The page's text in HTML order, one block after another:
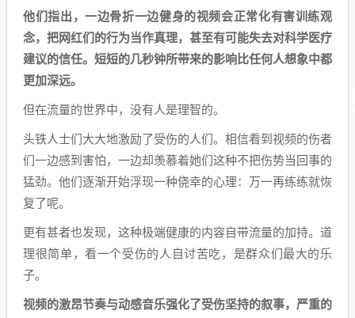
他们指出，一边骨折一边健身的视频会正常化有害训练观
念，把网红们的行为当作真理，甚至有可能失去对科学医疗
建议的信任。短短的几秒钟所带来的影响比任何人想象中都
更加深远。
但在流量的世界中，没有人是理智的。
头铁人士们大大地激励了受伤的人们。相信看到视频的伤者
们一边感到害怕，一边却羡慕着她们这种不把伤势当回事的
猛劲。他们逐渐开始浮现一种侥幸的心理：万一再练练就恢
复了呢。
更有甚者也发现，这种极端健康的内容自带流量的加持。道
理很简单，看一个受伤的人自讨苦吃，是群众们最大的乐
子。
视频的激昂节奏与动感音乐强化了受伤坚持的叙事，严重的